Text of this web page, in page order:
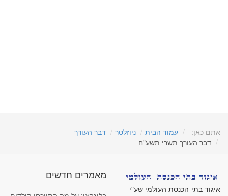
אתם כאן: עמוד הבית ניוזלטר
דבר העורך
דבר העורך תשרי תשע"ח
איגוד בתי-הכנסת העולמי שע"י
מאמרים חדשים